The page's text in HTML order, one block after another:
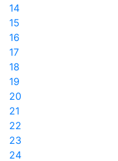
14
15
16
17
18
19
20
21
22
23
24